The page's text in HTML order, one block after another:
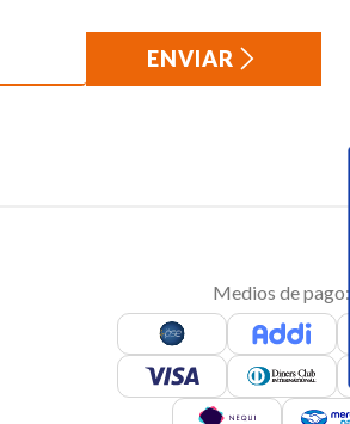
ENVIAR
Medios de pago: